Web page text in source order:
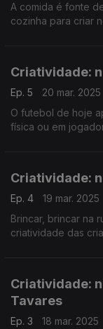
A comida é fonte
cozinha para criar
Criatividade:
Ep. 5
20 mar. 2025
O futebol de hoje
física ou em
Criatividade:
Ep. 4
19 mar. 2025
Brincar, brincar na
criatividade das
Criatividade:
Tavares
Ep. 3
18 mar. 2025